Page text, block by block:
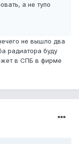
а не тупо
не вышло два
радиатора буду
в СПБ в фирме